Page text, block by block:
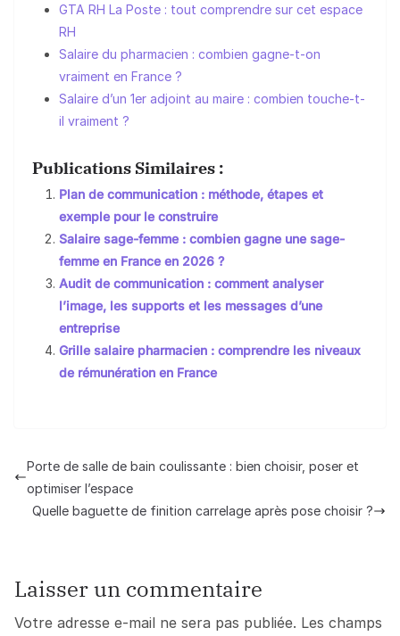
GTA RH La Poste : tout comprendre sur cet espace
RH
Salaire du pharmacien : combien gagne-t-on
vraiment en France ?
Salaire d’un 1er adjoint au maire : combien touche-t-
il vraiment ?
Publications Similaires :
Plan de communication : méthode, étapes et
exemple pour le construire
Salaire sage-femme : combien gagne une sage-
femme en France en 2026 ?
Audit de communication : comment analyser
l’image, les supports et les messages d’une
entreprise
Grille salaire pharmacien : comprendre les niveaux
de rémunération en France
Porte de salle de bain coulissante : bien choisir, poser et
optimiser l’espace
Quelle baguette de finition carrelage après pose choisir ?
Laisser un commentaire
Votre adresse e-mail ne sera pas publiée. Les champs